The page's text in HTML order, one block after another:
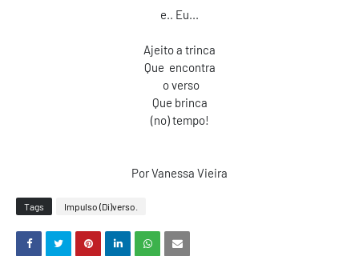
e.. Eu...
Ajeito a trinca
Que encontra
o verso
Que brinca
(no) tempo!
Por Vanessa Vieira
Tags Impulso (Di)verso.